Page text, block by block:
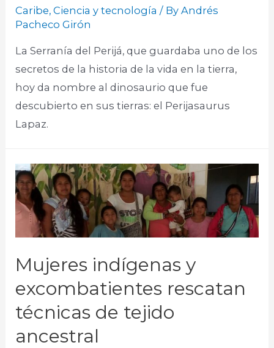
Caribe,Ciencia y tecnología / ByAndrés
Pacheco Girón
La Serranía del Perijá, que guardaba uno de los
secretos de la historia de la vida en la tierra,
hoy da nombre al dinosaurio que fue
descubierto en sus tierras: el Perijasaurus
Lapaz. ​
Mujeres indígenas y
excombatientes rescatan
técnicas de tejido
ancestral